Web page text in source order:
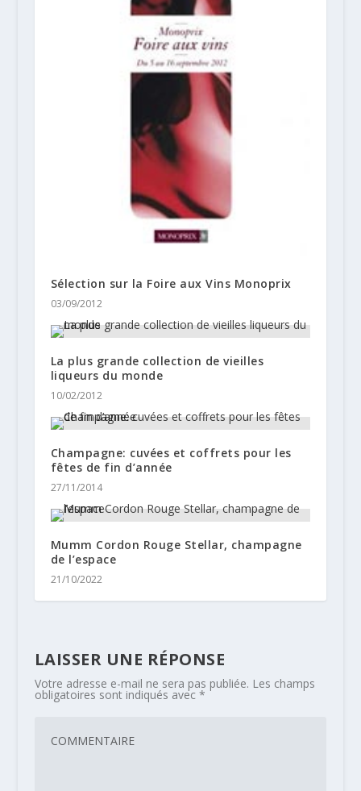
Sélection sur la Foire aux Vins Monoprix
03/09/2012
La plus grande collection de vieilles
liqueurs du monde
10/02/2012
Champagne: cuvées et coffrets pour les
fêtes de fin d’année
27/11/2014
Mumm Cordon Rouge Stellar, champagne
de l’espace
21/10/2022
LAISSER UNE RÉPONSE
Votre adresse e-mail ne sera pas publiée. Les champs
obligatoires sont indiqués avec *